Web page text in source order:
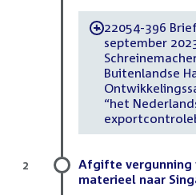
-22054-396
september 2023
Buitenlandse
“het
Afgifte
materieel naar
2